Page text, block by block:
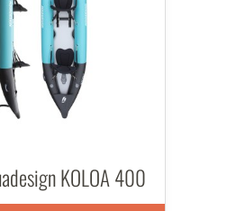
KOLOA 400